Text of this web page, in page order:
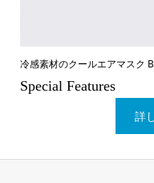
冷感素材のクールエアマスク
Special Features
詳